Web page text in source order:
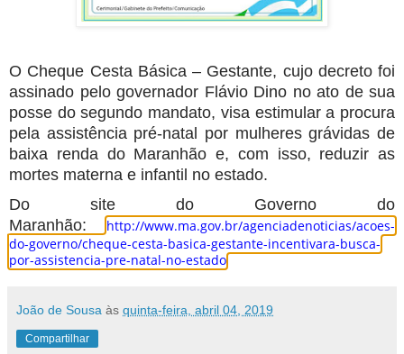
O Cheque Cesta Básica – Gestante, cujo decreto foi
assinado pelo governador Flávio Dino no ato de sua
posse do segundo mandato, visa estimular a procura
pela assistência pré-natal por mulheres grávidas de
baixa renda do Maranhão e, com isso, reduzir as
mortes materna e infantil no estado.
Do site do Governo do
Maranhão: http://www.ma.gov.br/agenciadenoticias/acoes-
do-governo/cheque-cesta-basica-gestante-incentivara-busca-
por-assistencia-pre-natal-no-estado
João de Sousa às quinta-feira, abril 04, 2019
Compartilhar